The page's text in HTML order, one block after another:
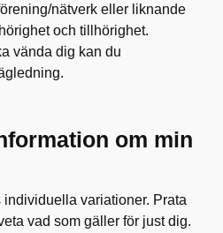
nätverk eller liknande
och tillhörighet.
vända dig kan du
om min
individuella variationer. Prata
vad som gäller för just dig.